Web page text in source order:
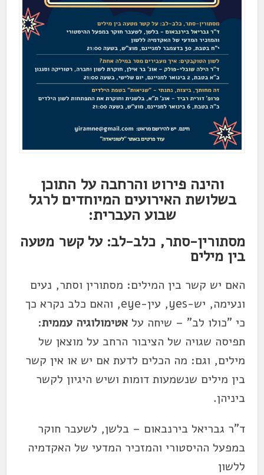
והינה פירוט והרחבה על התוכן
בשלושת האירועים המיוחדים לרגל
שבוע העברית:
מסתורין-סתר, כלב-לב: על קשר מטעה
בין מילים
האם יש קשר בין המילים: מסתורין וסתר, נעים
ונעימה, יש-yes, עין-eye, והאם כלב נקרא כך
כי "כולו לב" – שיחה עלאטימולוגיה עממית:
תפיסה שגויה של הציבור הרחב על מוצאן של
מילים, וגם: מה הכלים לדעת אם יש או אין קשר
בין מילים שנשמעות דומות ושיש היגיון לקשר
ביניהן.
ד"ר גבריאל בירנבאום – בלשן, לשעבר חוקר
במפעל ההיסטורי והמזכיר המדעי של האקדמיה
ללשון